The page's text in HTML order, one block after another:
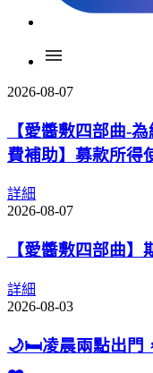
menu
2026-08-07
【愛醬敷四部曲-
費補助】募款所得
詳細
2026-08-07
【愛醬敷四部曲】
詳細
2026-08-03
🌙🛏️凌晨兩點出門